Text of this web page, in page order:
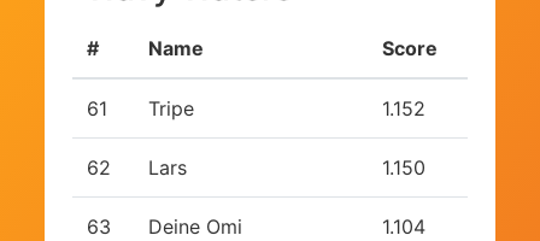
# Name Score
61 Tripe 1.152
62 Lars 1.150
63 Deine Omi 1.104